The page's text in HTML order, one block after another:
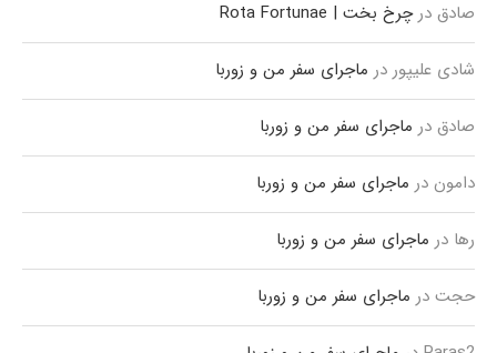
صادق درچرخ بخت | Rota Fortunae
شادی علیپور در ماجرای سفر من و زوربا
صادق در ماجرای سفر من و زوربا
دامون در ماجرای سفر من و زوربا
رها در ماجرای سفر من و زوربا
حجت در ماجرای سفر من و زوربا